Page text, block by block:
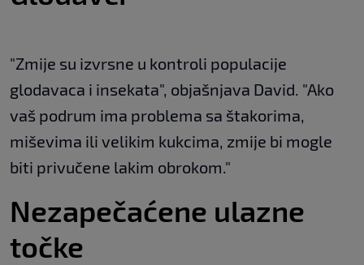
"Zmije su izvrsne u kontroli populacije
glodavaca i insekata", objašnjava David. "Ako
vaš podrum ima problema sa štakorima,
miševima ili velikim kukcima, zmije bi mogle
biti privučene lakim obrokom."
Nezapečaćene ulazne
točke